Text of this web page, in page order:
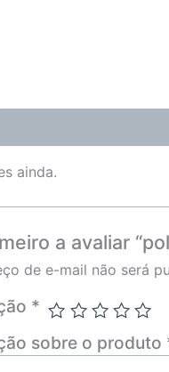
ainda.
a avaliar
de e-mail não será
*
sobre o produto